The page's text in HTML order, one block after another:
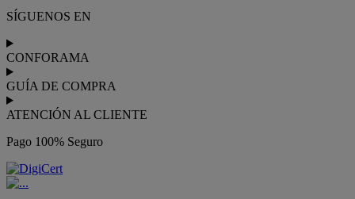
SÍGUENOS EN
CONFORAMA
GUÍA DE COMPRA
ATENCIÓN AL CLIENTE
Pago 100% Seguro